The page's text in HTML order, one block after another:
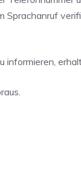
Sprachanruf
informieren,